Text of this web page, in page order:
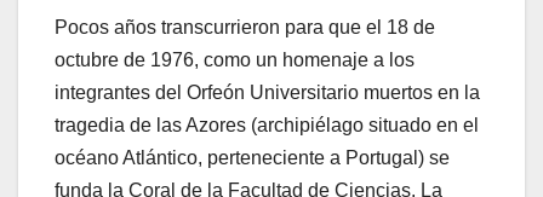
Pocos años transcurrieron para que el 18 de
octubre de 1976, como un homenaje a los
integrantes del Orfeón Universitario muertos en la
tragedia de las Azores (archipiélago situado en el
océano Atlántico, perteneciente a Portugal) se
funda la Coral de la Facultad de Ciencias. La